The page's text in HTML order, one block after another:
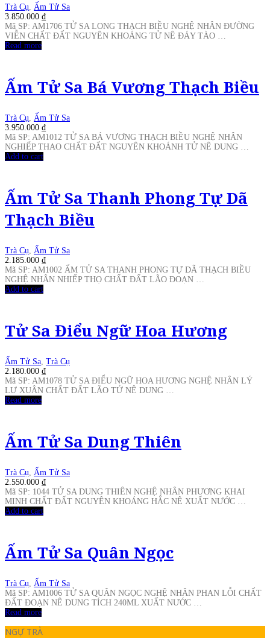
Trà Cụ
Ấm Tử Sa
3.850.000 ₫
Mã SP: AM1706 TỬ SA LONG THẠCH BIỀU NGHỆ NHÂN ĐƯỜNG
VIỄN CHẤT ĐẤT NGUYÊN KHOÁNG TỬ NÊ ĐÁY TÀO …
Read more
Ấm Tử Sa Bá Vương Thạch Biều
Trà Cụ
Ấm Tử Sa
3.950.000 ₫
Mã SP: AM1012 TỬ SA BÁ VƯƠNG THẠCH BIỀU NGHỆ NHÂN
NGHIẾP THAO CHẤT ĐẤT NGUYÊN KHOÁNH TỬ NÊ DUNG …
Add to cart
Ấm Tử Sa Thanh Phong Tự Dã
Thạch Biều
Trà Cụ
Ấm Tử Sa
2.185.000 ₫
Mã SP: AM1002 ẤM TỬ SA THANH PHONG TỰ DÃ THẠCH BIỀU
NGHỆ NHÂN NHIẾP THỌ CHẤT ĐẤT LÃO ĐOẠN …
Add to cart
Tử Sa Điểu Ngữ Hoa Hương
Ấm Tử Sa Trà Cụ
2.180.000 ₫
Mã SP: AM1078 TỬ SA ĐIỂU NGỮ HOA HƯƠNG NGHỆ NHÂN LÝ
LƯ XUÂN CHẤT ĐẤT LÃO TỬ NÊ DUNG …
Read more
Ấm Tử Sa Dung Thiên
Trà Cụ
Ấm Tử Sa
2.550.000 ₫
Mã SP: 1044 TỬ SA DUNG THIÊN NGHỆ NHÂN PHƯƠNG KHAI
MINH CHẤT ĐẤT NGUYÊN KHOÁNG HẮC NÊ XUẤT NƯỚC …
Add to cart
Ấm Tử Sa Quân Ngọc
Trà Cụ
Ấm Tử Sa
Mã SP: AM1006 TỬ SA QUÂN NGỌC NGHỆ NHÂN PHAN LỖI CHẤT
ĐẤT ĐOẠN NÊ DUNG TÍCH 240ML XUẤT NƯỚC …
Read more
NGỰ TRÀ